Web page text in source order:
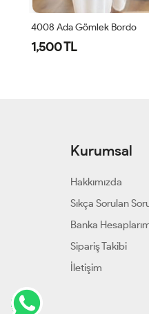
Boyfriend Mihriban Gömlek
1,290 TL
Kurumsal
Hakkımızda
Sıkça Sorulan
Banka
Sipariş Takibi
İletişim